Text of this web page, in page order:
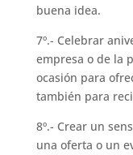
buena idea.
7º.- Celebrar
empresa o de la
ocasión para
también para
8º.- Crear un
una oferta o un